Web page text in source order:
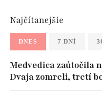
Najčítanejšie
DNES 7 DNÍ
Medvedica zaútočila
Dvaja zomreli, tretí